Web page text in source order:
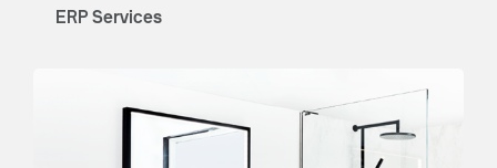
Satellit-tv og internet
Connectivity
ERP Services